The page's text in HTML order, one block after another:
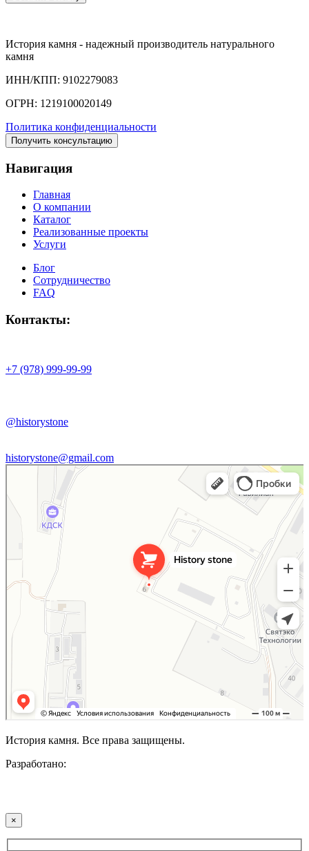
История камня - надежный производитель натурального
камня
ИНН/КПП: 9102279083
ОГРН: 1219100020149
Политика конфиденциальности
Получить консультацию
Навигация
Главная
О компании
Каталог
Реализованные проекты
Услуги
Блог
Сотрудничество
FAQ
Контакты:
+7 (978) 999-99-99
@historystone
historystone@gmail.com
History stone
Изделия из камня в Республике Крым
История камня. Все права защищены.
Разработано:
×